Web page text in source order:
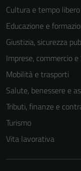
Cultura e tempo libero
Educazione e
Giustizia, sicurezza
Imprese, commercio e
Mobilità e trasporti
Salute, benessere e
Tributi, finanze e
Turismo
Vita lavorativa